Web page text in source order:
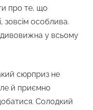
про те, що
зовсім особлива.
у всьому
сюрприз не
й приємно
Солодкий